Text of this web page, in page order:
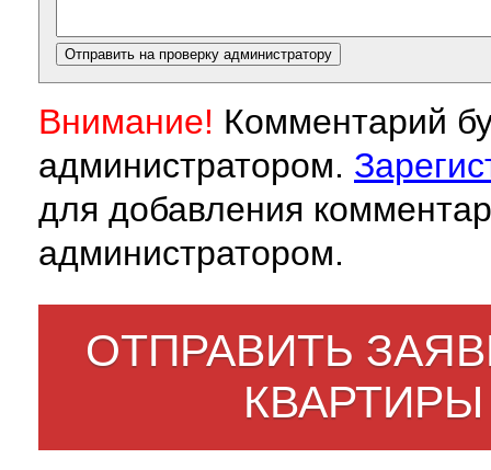
Внимание! Комментарий
администратором.
для добавления
администратором.
ОТПРАВИТЬ